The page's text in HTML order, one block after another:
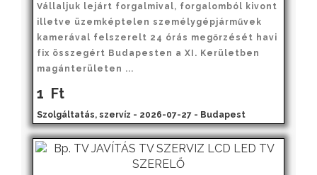
Vállaljuk lejárt forgalmival, forgalomból kivont
illetve üzemképtelen személygépjárművek
kamerával felszerelt 24 órás megőrzését havi
fix összegért Budapesten a XI. Kerületben
magánterületen ...
1 Ft
Szolgáltatás, szervíz - 2026-07-27 - Budapest